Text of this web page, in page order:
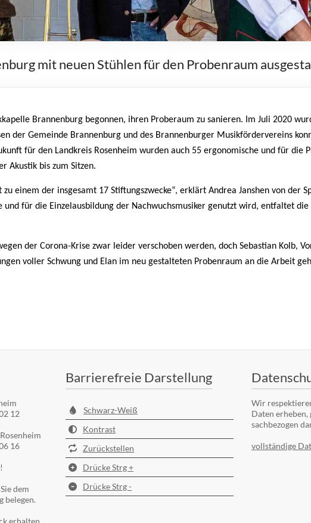
mit neuen Stühlen für den Probenraum
Brannenburg begonnen, ihren Proberaum zu sanieren. Im Juli 2020
der Gemeinde Brannenburg und des Brannenburger Musikfördervereins
für den Landkreis Rosenheim wurden auch 55 ergonomische und für
Akustik bis zum Sitzen.
einem der insgesamt 17 Stiftungszwecke“, erklärt Andrea Janshen von der
und für die Einzelausbildung der Nachwuchsmusiker genutzt wird, entfaltet
der Corona-Krise zwar leider verschoben werden, doch Sebastian Kolb,
voller Schwung und Elan im neu gestalteten Probenraum an die Arbeit
12
16
dem
belegen.
Barrierefreie Darstellung
Schwarz-Weiß
Kontrast
Zurückstellen
Drücke Strg +
Drücke Strg -
Wir
Daten erheben,
sachbezogen
vollständige